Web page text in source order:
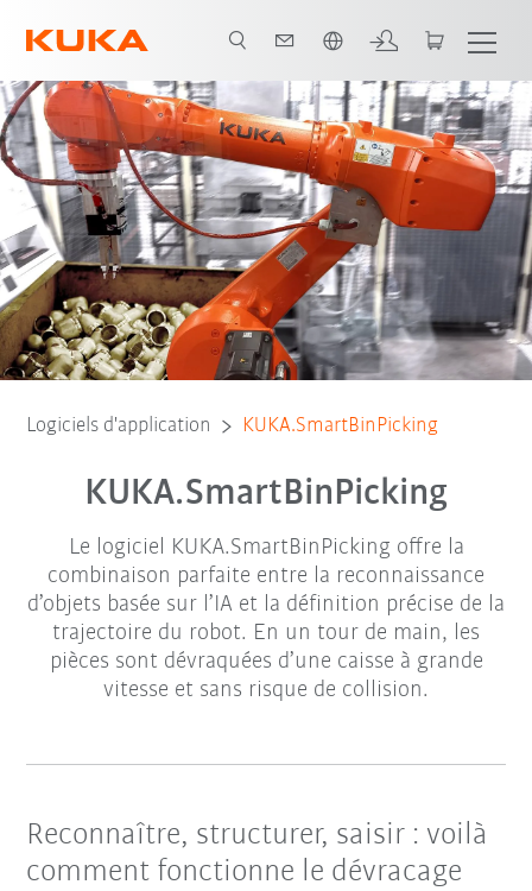
Logiciels d'application KUKA.SmartBinPicking
KUKA.SmartBinPicking
Le logiciel KUKA.SmartBinPicking offre la
combinaison parfaite entre la reconnaissance
d’objets basée sur l’IA et la définition précise de la
trajectoire du robot. En un tour de main, les
pièces sont dévraquées d’une caisse à grande
vitesse et sans risque de collision.
Reconnaître, structurer, saisir : voilà
comment fonctionne le dévracage